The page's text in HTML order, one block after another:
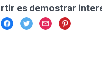
es demostrar